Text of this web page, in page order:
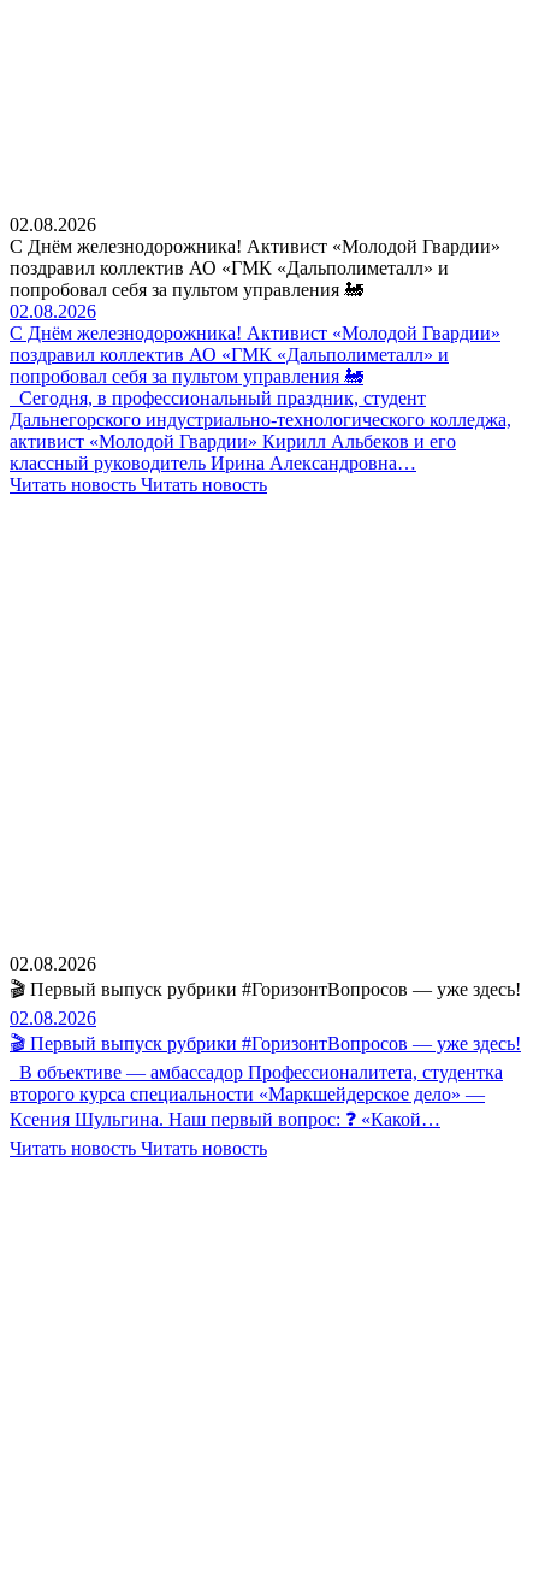
02.08.2026
С Днём железнодорожника! Активист «Молодой Гвардии»
поздравил коллектив АО «ГМК «Дальполиметалл» и
попробовал себя за пультом управления 🚂
02.08.2026
С Днём железнодорожника! Активист «Молодой Гвардии»
поздравил коллектив АО «ГМК «Дальполиметалл» и
попробовал себя за пультом управления 🚂
Сегодня, в профессиональный праздник, студент
Дальнегорского индустриально-технологического колледжа,
активист «Молодой Гвардии» Кирилл Альбеков и его
классный руководитель Ирина Александровна…
Читать новость Читать новость
02.08.2026
🎬 Первый выпуск рубрики #ГоризонтВопросов — уже здесь!
02.08.2026
🎬 Первый выпуск рубрики #ГоризонтВопросов — уже здесь!
В объективе — амбассадор Профессионалитета, студентка
второго курса специальности «Маркшейдерское дело» —
Ксения Шульгина. Наш первый вопрос: ❓ «Какой…
Читать новость Читать новость